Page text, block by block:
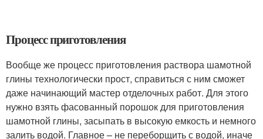
Процесс приготовления
Вообще же процесс приготовления раствора шамотной
глины технологически прост, справиться с ним сможет
даже начинающий мастер отделочных работ. Для этого
нужно взять фасованный порошок для приготовления
шамотной глины, засыпать в высокую емкость и немного
залить водой. Главное – не переборщить с водой, иначе